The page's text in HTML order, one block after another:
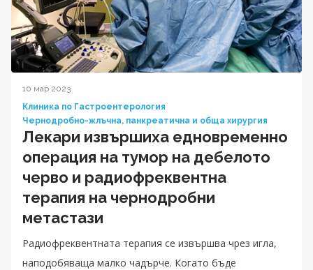
10 мар 2023
Клиника по Гастроентерология
Чернодробно-жлъчна, панкреатична и обща хирургия
Лекари извършиха едновременно
операция на тумор на дебелото
черво и радиофреквентна
терапия на чернодробни
метастази
Радиофреквентната терапия се извършва чрез игла,
наподобяваща малко чадърче. Когато бъде